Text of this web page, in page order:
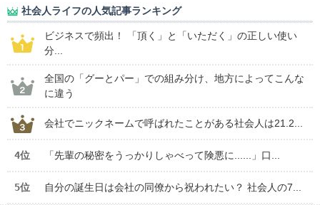
社会人ライフの人気記事ランキング
ビジネスで頻出！ 「頂く」と「いただく」の正しい使い
分...
全国の「グーとパー」での組み分け、地方によってこんな
に違う
会社でニックネームで呼ばれたことがある社会人は21.2...
4位 「先輩の秘密をうっかりしゃべって険悪に......」口...
5位 自分の誕生日は会社の同僚から祝われたい？ 社会人の7...